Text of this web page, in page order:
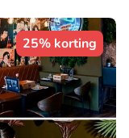
25% korting